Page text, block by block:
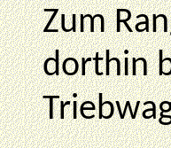
Zum
dorthin